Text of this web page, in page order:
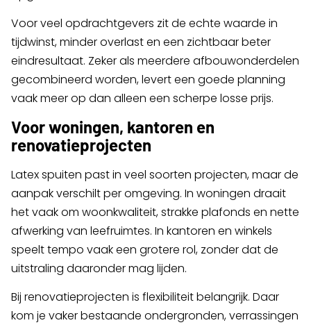
Voor veel opdrachtgevers zit de echte waarde in
tijdwinst, minder overlast en een zichtbaar beter
eindresultaat. Zeker als meerdere afbouwonderdelen
gecombineerd worden, levert een goede planning
vaak meer op dan alleen een scherpe losse prijs.
Voor woningen, kantoren en
renovatieprojecten
Latex spuiten past in veel soorten projecten, maar de
aanpak verschilt per omgeving. In woningen draait
het vaak om woonkwaliteit, strakke plafonds en nette
afwerking van leefruimtes. In kantoren en winkels
speelt tempo vaak een grotere rol, zonder dat de
uitstraling daaronder mag lijden.
Bij renovatieprojecten is flexibiliteit belangrijk. Daar
kom je vaker bestaande ondergronden, verrassingen